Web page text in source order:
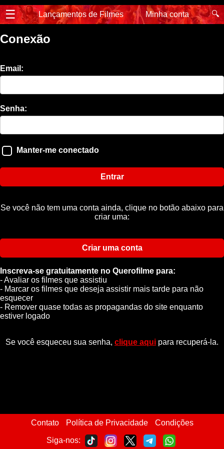
☰ Lançamentos de Filmes Minha conta 🔍
Conexão
Email:
Senha:
Manter-me conectado
Entrar
Se você não tem uma conta ainda, clique no botão abaixo para
criar uma:
Criar uma conta
Inscreva-se gratuitamente no Querofilme para:
- Avaliar os filmes que assistiu
- Marcar os filmes que deseja assistir mais tarde para não
esquecer
- Remover quase todas as propagandas do site enquanto
estiver logado
Se você esqueceu sua senha, clique aqui para recuperá-la.
Contato Política de Privacidade Condições
Siga-nos: